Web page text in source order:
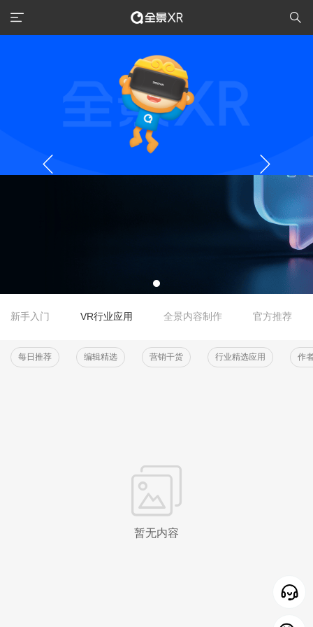
新手入门 VR行业应用 全景内容制作 官方推荐
每日推荐 编辑精选 营销干货 行业精选应用 作
暂无内容